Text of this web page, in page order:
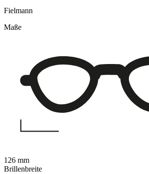
Fielmann
Maße
126 mm
Brillenbreite